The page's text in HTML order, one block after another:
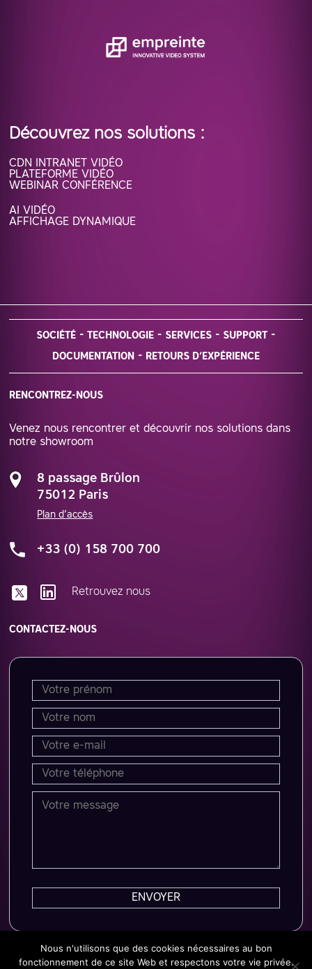
Découvrez nos solutions :
CDN INTRANET VIDÉO
PLATEFORME VIDÉO
WEBINAR CONFÉRENCE
AI VIDÉO
AFFICHAGE DYNAMIQUE
SOCIÉTÉ TECHNOLOGIE SERVICES SUPPORT
DOCUMENTATION RETOURS D’EXPÉRIENCE
RENCONTREZ-NOUS
Venez nous rencontrer et découvrir nos solutions dans
notre showroom
8 passage Brûlon
75012 Paris
Plan d’accès
+33 (0) 158 700 700
Retrouvez nous
CONTACTEZ-NOUS
Nous n'utilisons que des cookies nécessaires au bon
fonctionnement de ce site Web et respectons votre vie privée.